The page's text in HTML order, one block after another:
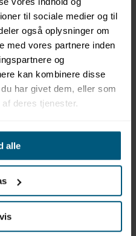
til sociale medier og til
også oplysninger om
med vores partnere inden
og
kan kombinere disse
har givet dem, eller som
deres tjenester.
alle
Dokumenter
Jim
x H 206 cm
kg
trykmåler, som
modulet har det rette